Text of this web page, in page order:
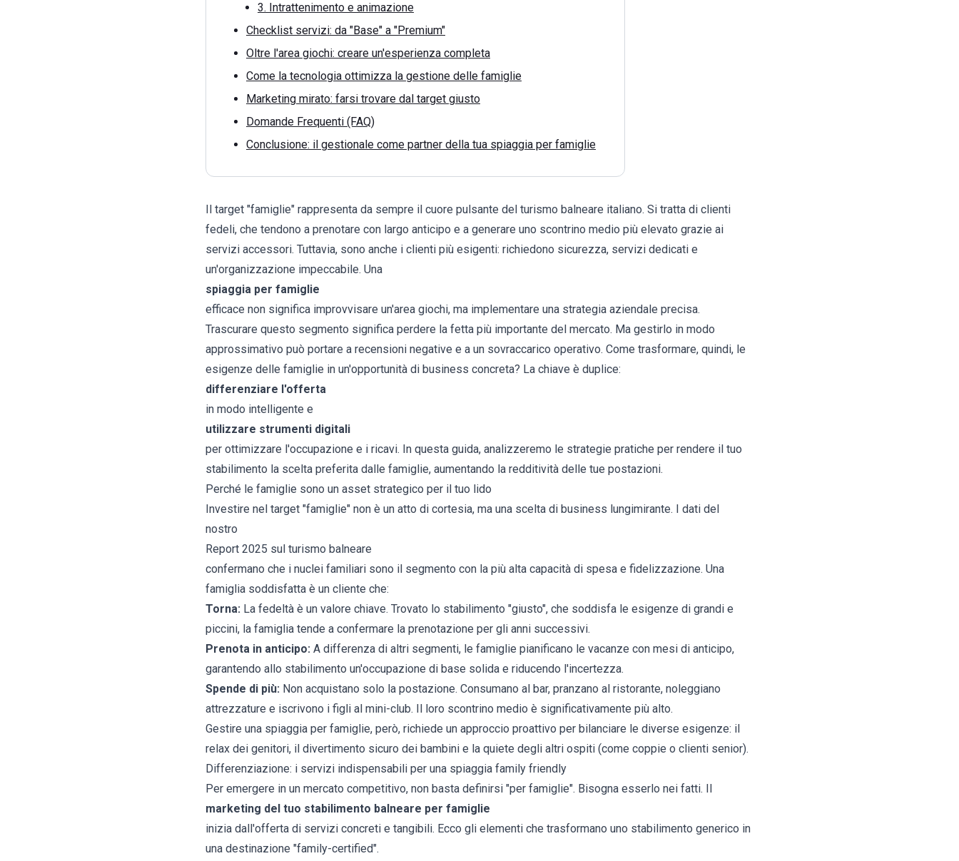
3. Intrattenimento e animazione
Checklist servizi: da "Base" a "Premium"
Oltre l'area giochi: creare un'esperienza completa
Come la tecnologia ottimizza la gestione delle famiglie
Marketing mirato: farsi trovare dal target giusto
Domande Frequenti (FAQ)
Conclusione: il gestionale come partner della tua spiaggia per famiglie
Il target "famiglie" rappresenta da sempre il cuore pulsante del turismo balneare italiano. Si tratta di clienti
fedeli, che tendono a prenotare con largo anticipo e a generare uno scontrino medio più elevato grazie ai
servizi accessori. Tuttavia, sono anche i clienti più esigenti: richiedono sicurezza, servizi dedicati e
un'organizzazione impeccabile. Una
spiaggia per famiglie
efficace non significa improvvisare un'area giochi, ma implementare una strategia aziendale precisa.
Trascurare questo segmento significa perdere la fetta più importante del mercato. Ma gestirlo in modo
approssimativo può portare a recensioni negative e a un sovraccarico operativo. Come trasformare, quindi, le
esigenze delle famiglie in un'opportunità di business concreta? La chiave è duplice:
differenziare l'offerta
in modo intelligente e
utilizzare strumenti digitali
per ottimizzare l'occupazione e i ricavi. In questa guida, analizzeremo le strategie pratiche per rendere il tuo
stabilimento la scelta preferita dalle famiglie, aumentando la redditività delle tue postazioni.
Perché le famiglie sono un asset strategico per il tuo lido
Investire nel target "famiglie" non è un atto di cortesia, ma una scelta di business lungimirante. I dati del
nostro
Report 2025 sul turismo balneare
confermano che i nuclei familiari sono il segmento con la più alta capacità di spesa e fidelizzazione. Una
famiglia soddisfatta è un cliente che:
Torna: La fedeltà è un valore chiave. Trovato lo stabilimento "giusto", che soddisfa le esigenze di grandi e
piccini, la famiglia tende a confermare la prenotazione per gli anni successivi.
Prenota in anticipo: A differenza di altri segmenti, le famiglie pianificano le vacanze con mesi di anticipo,
garantendo allo stabilimento un'occupazione di base solida e riducendo l'incertezza.
Spende di più: Non acquistano solo la postazione. Consumano al bar, pranzano al ristorante, noleggiano
attrezzature e iscrivono i figli al mini-club. Il loro scontrino medio è significativamente più alto.
Gestire una spiaggia per famiglie, però, richiede un approccio proattivo per bilanciare le diverse esigenze: il
relax dei genitori, il divertimento sicuro dei bambini e la quiete degli altri ospiti (come coppie o clienti senior).
Differenziazione: i servizi indispensabili per una spiaggia family friendly
Per emergere in un mercato competitivo, non basta definirsi "per famiglie". Bisogna esserlo nei fatti. Il
marketing del tuo stabilimento balneare per famiglie
inizia dall'offerta di servizi concreti e tangibili. Ecco gli elementi che trasformano uno stabilimento generico in
una destinazione "family-certified".